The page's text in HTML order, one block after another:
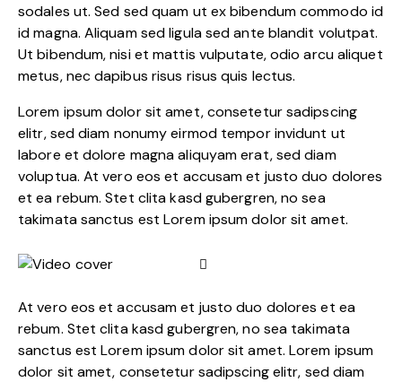
sodales ut. Sed sed quam ut ex bibendum commodo id
id magna. Aliquam sed ligula sed ante blandit volutpat.
Ut bibendum, nisi et mattis vulputate, odio arcu aliquet
metus, nec dapibus risus risus quis lectus.
Lorem ipsum dolor sit amet, consetetur sadipscing
elitr, sed diam nonumy eirmod tempor invidunt ut
labore et dolore magna aliquyam erat, sed diam
voluptua. At vero eos et accusam et justo duo dolores
et ea rebum. Stet clita kasd gubergren, no sea
takimata sanctus est Lorem ipsum dolor sit amet.
At vero eos et accusam et justo duo dolores et ea
rebum. Stet clita kasd gubergren, no sea takimata
sanctus est Lorem ipsum dolor sit amet. Lorem ipsum
dolor sit amet, consetetur sadipscing elitr, sed diam